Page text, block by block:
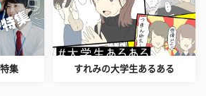
集 すれみの大学生あるある